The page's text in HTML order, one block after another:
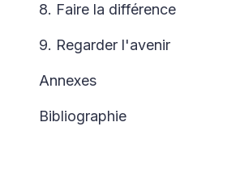
8. Faire la différence
9. Regarder l'avenir
Annexes
Bibliographie